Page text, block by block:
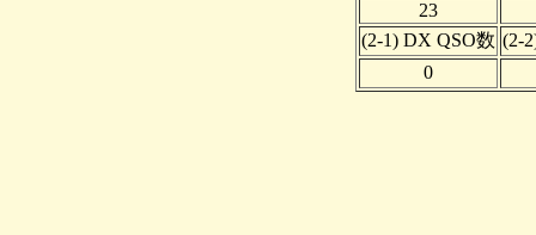
23
(2-1) DX QSO数 (2-
0